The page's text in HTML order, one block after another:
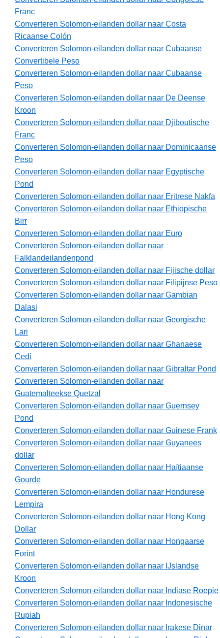
Franc
Converteren Solomon-eilanden dollar naar Costa
Ricaanse Colón
Converteren Solomon-eilanden dollar naar Cubaanse
Convertibele Peso
Converteren Solomon-eilanden dollar naar Cubaanse
Peso
Converteren Solomon-eilanden dollar naar De Deense
Kroon
Converteren Solomon-eilanden dollar naar Djiboutische
Franc
Converteren Solomon-eilanden dollar naar Dominicaanse
Peso
Converteren Solomon-eilanden dollar naar Egyptische
Pond
Converteren Solomon-eilanden dollar naar Eritrese Nakfa
Converteren Solomon-eilanden dollar naar Ethiopische
Birr
Converteren Solomon-eilanden dollar naar Euro
Converteren Solomon-eilanden dollar naar
Falklandeilandenpond
Converteren Solomon-eilanden dollar naar Fijische dollar
Converteren Solomon-eilanden dollar naar Filipijnse Peso
Converteren Solomon-eilanden dollar naar Gambian
Dalasi
Converteren Solomon-eilanden dollar naar Georgische
Lari
Converteren Solomon-eilanden dollar naar Ghanaese
Cedi
Converteren Solomon-eilanden dollar naar Gibraltar Pond
Converteren Solomon-eilanden dollar naar
Guatemalteekse Quetzal
Converteren Solomon-eilanden dollar naar Guernsey
Pond
Converteren Solomon-eilanden dollar naar Guinese Frank
Converteren Solomon-eilanden dollar naar Guyanees
dollar
Converteren Solomon-eilanden dollar naar Haïtiaanse
Gourde
Converteren Solomon-eilanden dollar naar Hondurese
Lempira
Converteren Solomon-eilanden dollar naar Hong Kong
Dollar
Converteren Solomon-eilanden dollar naar Hongaarse
Forint
Converteren Solomon-eilanden dollar naar IJslandse
Kroon
Converteren Solomon-eilanden dollar naar Indiase Roepie
Converteren Solomon-eilanden dollar naar Indonesische
Rupiah
Converteren Solomon-eilanden dollar naar Irakese Dinar